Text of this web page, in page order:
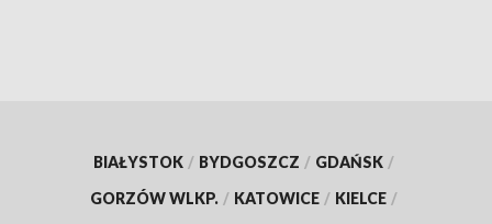
BIAŁYSTOK / BYDGOSZCZ / GDAŃSK /
GORZÓW WLKP. / KATOWICE / KIELCE /